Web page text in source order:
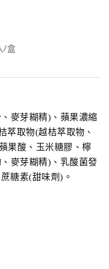
/盒
麥芽糊精) 、蘋果濃縮
萃取物(越桔萃取物、
果酸、玉米糖膠、檸
麥芽糊精) 、乳酸菌發
蔗糖素(甜味劑) 。